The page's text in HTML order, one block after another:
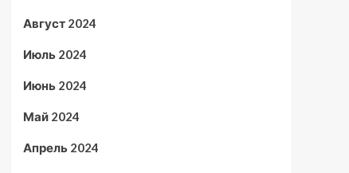
Август 2024
Июль 2024
Июнь 2024
Май 2024
Апрель 2024